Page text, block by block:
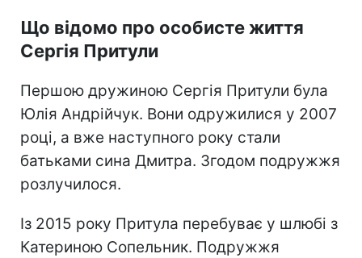
Що відомо про особисте життя
Сергія Притули
Першою дружиною Сергія Притули була
Юлія Андрійчук. Вони одружилися у 2007
році, а вже наступного року стали
батьками сина Дмитра. Згодом подружжя
розлучилося.
Із 2015 року Притула перебуває у шлюбі з
Катериною Сопельник. Подружжя